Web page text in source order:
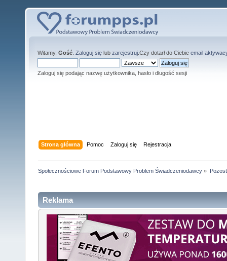
Witamy, Gość Zaloguj się lub zarejestruj .Czy dotarł do Ciebie email
Zaloguj się podając nazwę użytkownika, hasło i długość sesji
Strona główna Pomoc Zaloguj się Rejestracja
Społecznościowe Forum Podstawowy Problem Świadczeniodawcy »
Reklama